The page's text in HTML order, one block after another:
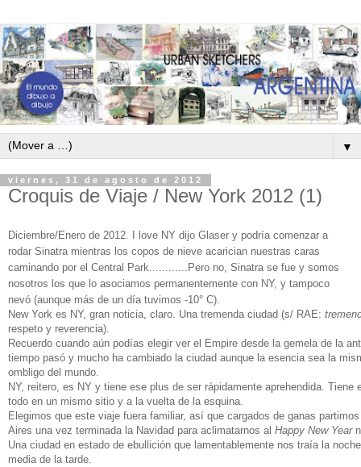
▼
viernes, 31 de agosto de 2012
Croquis de Viaje / New York 2012 (1)
Diciembre/Enero de 2012. I love NY dijo Glaser y podría comenzar a
rodar Sinatra mientras los copos de nieve acarician nuestras caras
caminando por el Central Park............Pero no, Sinatra se fue y somos
nosotros los que lo asociamos permanentemente con NY, y tampoco
nevó (aunque más de un día tuvimos -10° C).
New York es NY, gran noticia, claro. Una tremenda ciudad (s/ RAE:
respeto y reverencia).
Recuerdo cuando aún podías elegir ver el Empire desde la gemela de la
tiempo pasó y mucho ha cambiado la ciudad aunque la esencia sea la
ombligo del mundo.
NY, reitero, es NY y tiene ese plus de ser rápidamente aprehendida. Tiene
todo en un mismo sitio y a la vuelta de la esquina.
Elegimos que este viaje fuera familiar, así que cargados de ganas
Aires una vez terminada la Navidad para aclimatarnos al Happy New Year
Una ciudad en estado de ebullición que lamentablemente nos traía la
media de la tarde.